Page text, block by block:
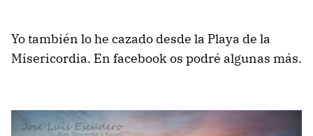
Yo también lo he cazado desde la Playa de la
Misericordia. En facebook os podré algunas más.